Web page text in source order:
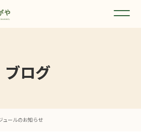
ブログ
ュールのお知らせ